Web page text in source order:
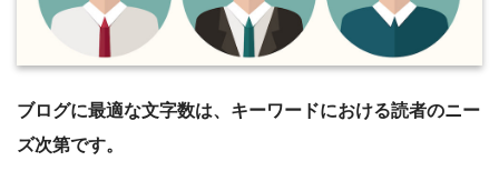
ブログに最適な文字数は、キーワードにおける読者のニー
ズ次第です。